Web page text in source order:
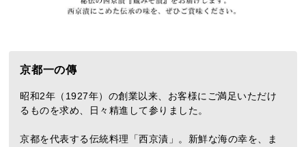
京都一の傳
昭和2年（1927年）の創業以来、お客様にご満足いただけ
るものを求め、日々精進して参りました。
京都を代表する伝統料理「西京漬」。新鮮な海の幸を、ま